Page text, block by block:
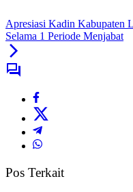
Apresiasi Kadin Kabupaten
Selama 1 Periode Menjabat
Pos Terkait